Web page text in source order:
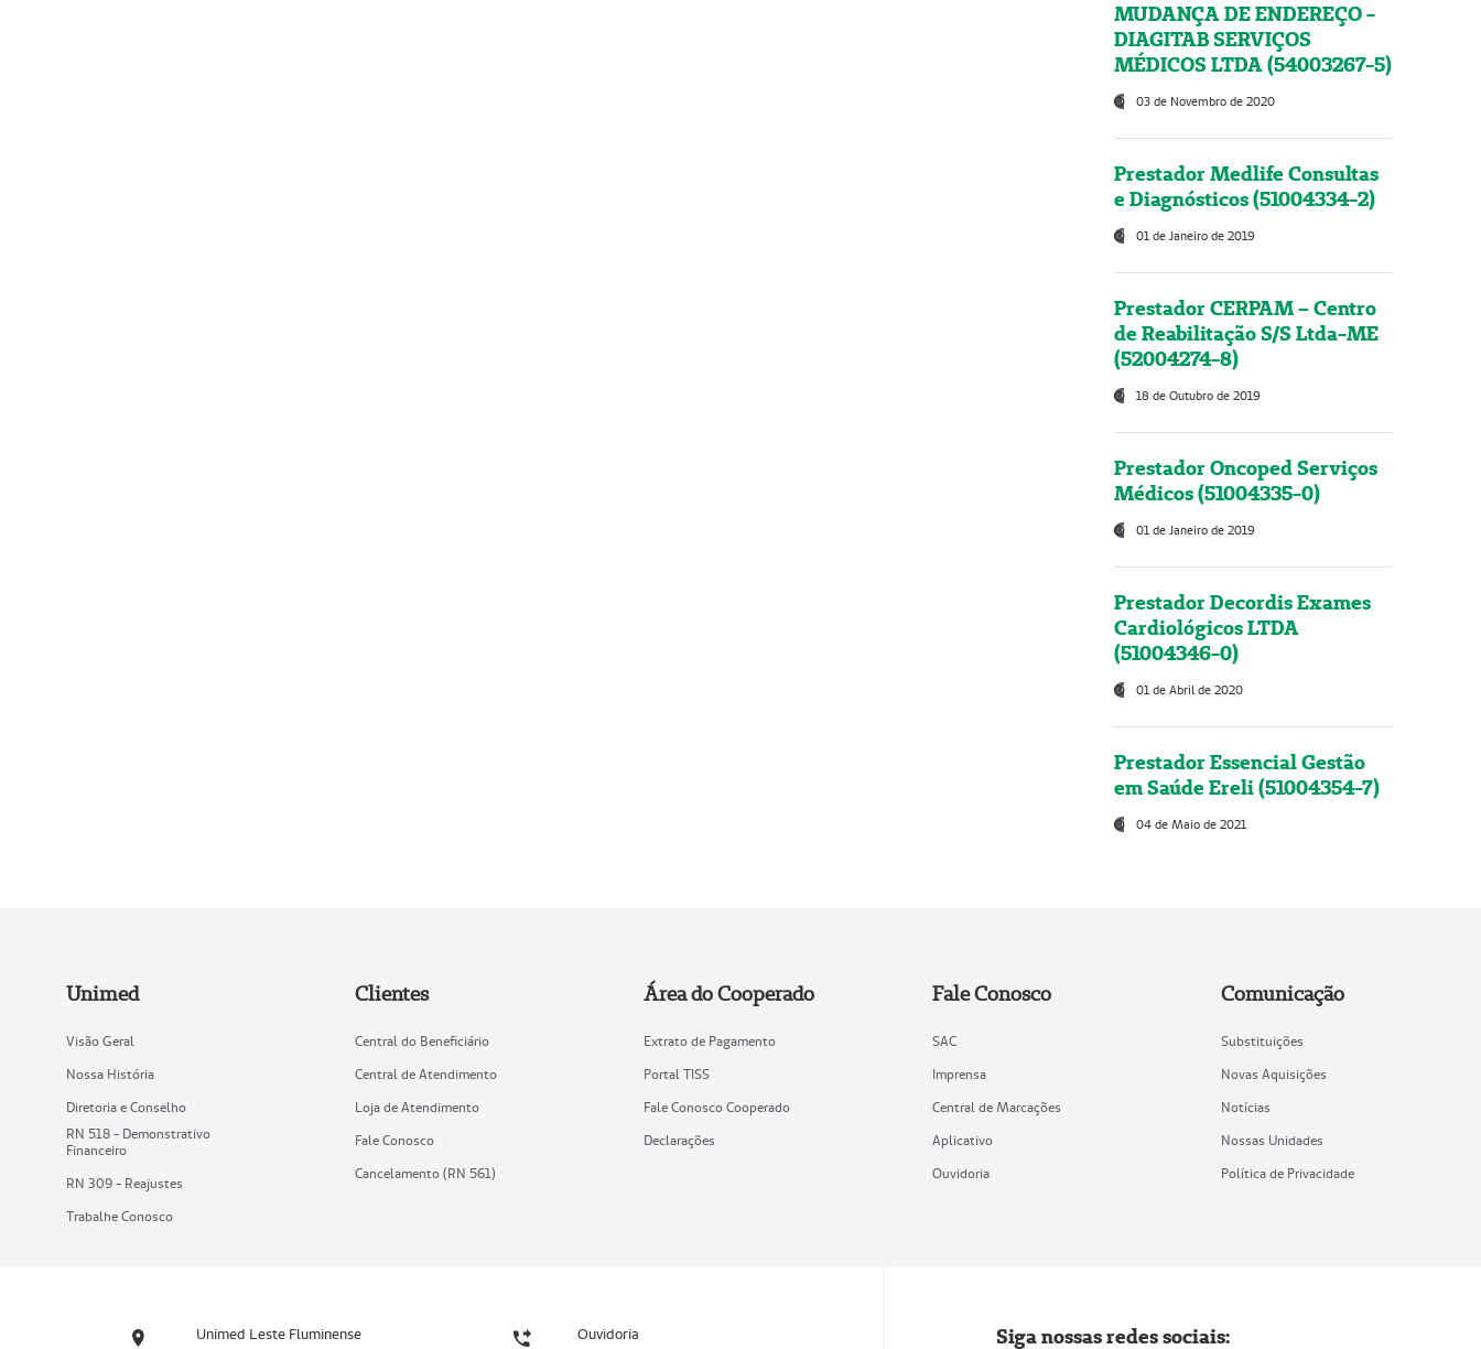
MUDANÇA DE ENDEREÇO -
DIAGITAB SERVIÇOS
MÉDICOS LTDA (54003267-5)
03 de Novembro de 2020
Prestador Medlife Consultas
e Diagnósticos (51004334-2)
01 de Janeiro de 2019
Prestador CERPAM – Centro
de Reabilitação S/S Ltda-ME
(52004274-8)
18 de Outubro de 2019
Prestador Oncoped Serviços
Médicos (51004335-0)
01 de Janeiro de 2019
Prestador Decordis Exames
Cardiológicos LTDA
(51004346-0)
01 de Abril de 2020
Prestador Essencial Gestão
em Saúde Ereli (51004354-7)
04 de Maio de 2021
Unimed
Visão Geral
Nossa História
Diretoria e Conselho
RN 518 - Demonstrativo
Financeiro
RN 309 - Reajustes
Trabalhe Conosco
Clientes
Central do Beneficiário
Central de Atendimento
Loja de Atendimento
Fale Conosco
Cancelamento (RN 561)
Área do Cooperado
Extrato de Pagamento
Portal TISS
Fale Conosco Cooperado
Declarações
Fale Conosco
SAC
Imprensa
Central de Marcações
Aplicativo
Ouvidoria
Comunicação
Substituições
Novas Aquisições
Notícias
Nossas Unidades
Política de Privacidade
Unimed Leste Fluminense Ouvidoria Siga nossas redes sociais: